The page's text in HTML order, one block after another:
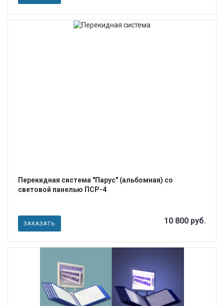
Перекидная система "Парус" (альбомная) со
световой панелью ПСР-4
ЗАКАЗАТЬ 10 800 руб.